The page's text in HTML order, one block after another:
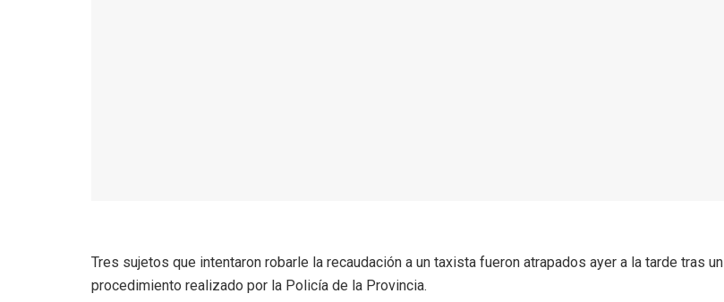
Tres sujetos que intentaron robarle la recaudación a un taxista fueron atrapados ayer a la tarde tras un
procedimiento realizado por la Policía de la Provincia.